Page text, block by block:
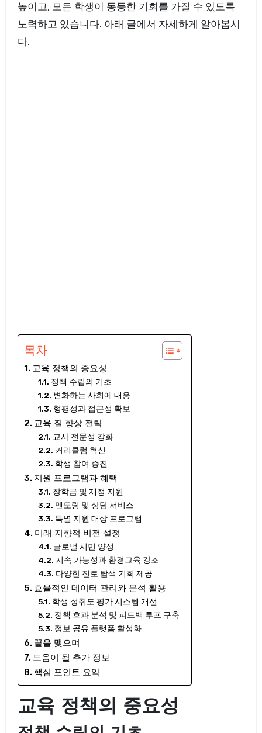
높이고, 모든 학생이 동등한 기회를 가질 수 있도록
노력하고 있습니다. 아래 글에서 자세하게 알아봅시
다.
목차
교육 정책의 중요성
정책 수립의 기초
변화하는 사회에 대응
형평성과 접근성 확보
교육 질 향상 전략
교사 전문성 강화
커리큘럼 혁신
학생 참여 증진
지원 프로그램과 혜택
장학금 및 재정 지원
멘토링 및 상담 서비스
특별 지원 대상 프로그램
미래 지향적 비전 설정
글로벌 시민 양성
지속 가능성과 환경교육 강조
다양한 진로 탐색 기회 제공
효율적인 데이터 관리와 분석 활용
학생 성취도 평가 시스템 개선
정책 효과 분석 및 피드백 루프 구축
정보 공유 플랫폼 활성화
끝을 맺으며
도움이 될 추가 정보
핵심 포인트 요약
교육 정책의 중요성